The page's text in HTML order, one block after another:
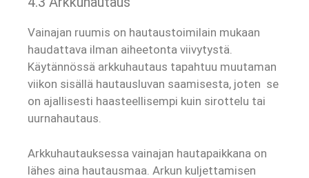
Vainajan ruumis on hautaustoimilain mukaan
haudattava ilman aiheetonta viivytystä.
Käytännössä arkkuhautaus tapahtuu muutaman
viikon sisällä hautausluvan saamisesta, joten se
on ajallisesti haasteellisempi kuin sirottelu tai
uurnahautaus.
Arkkuhautauksessa vainajan hautapaikkana on
lähes aina hautausmaa. Arkun kuljettamisen